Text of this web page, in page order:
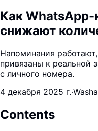
Как WhatsApp-
снижают
Напоминания
привязаны к реальной
с личного номера.
4 декабря 2025 г.·Washa
Contents